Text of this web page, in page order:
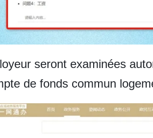
seront examinées
de fonds commun